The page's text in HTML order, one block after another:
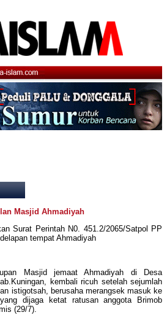
Masjid Ahmadiyah
Surat Perintah N0. 451.2/2065/Satpol PP
tempat Ahmadiyah
Masjid jemaat Ahmadiyah di Desa
kembali ricuh setelah sejumlah
istigotsah, berusaha merangsek masuk ke
dijaga ketat ratusan anggota Brimob
(29/7).